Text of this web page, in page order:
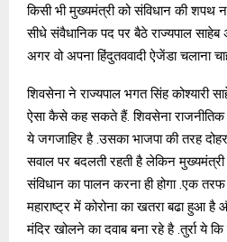
किसी भी मुख्यमंत्री को संविधान की शपथ
सीधे संवैधानिक पद पर बैठे राज्यपाल साहेब
अगर वो अपना हिंदुतववादी ऐजेंडा चलाना
शिवसेना ने राज्यपाल भगत सिंह कोश्यारी
ऐसा कैसे कह सकते हैं. शिवसेना राजनीतिक
ये जगजाहिर है .उसका भाजपा की तरह
सवाल पर बदलती रहती है लेकिन
संविधान का पालन करना ही होगा .एक
महाराष्ट्र में कोरोना का खतरा बढा हुआ
मंदिर खोलने का दवाब बना रहे है .तुर्रा ये